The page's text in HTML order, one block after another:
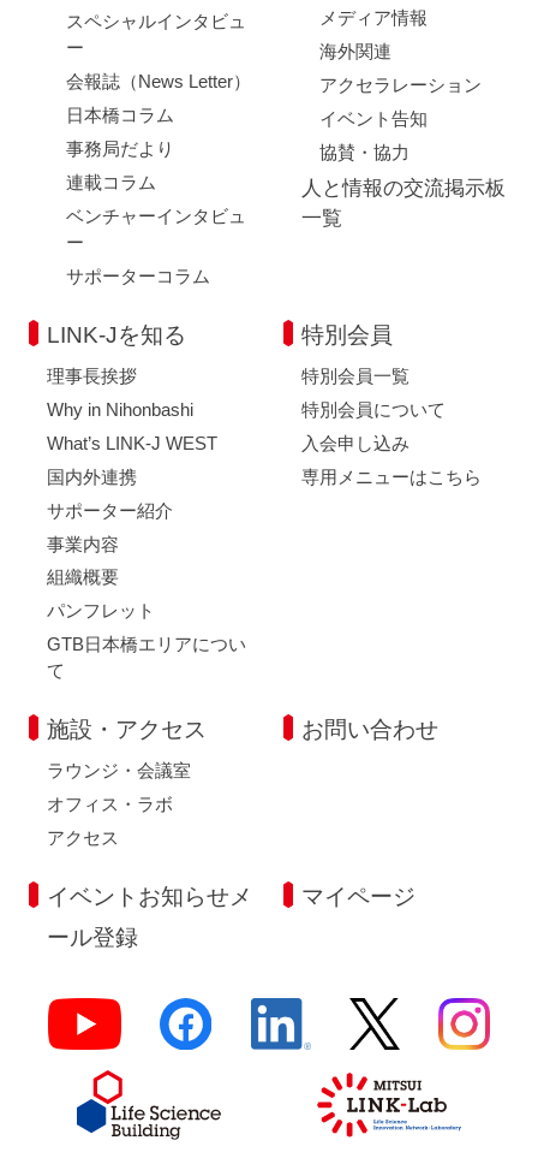
スペシャルインタビュ
ー
会報誌（News Letter）
日本橋コラム
事務局だより
連載コラム
ベンチャーインタビュ
ー
サポーターコラム
メディア情報
海外関連
アクセラレーション
イベント告知
協賛・協力
人と情報の交流掲示板
一覧
LINK-Jを知る
理事長挨拶
Why in Nihonbashi
What’s LINK-J WEST
国内外連携
サポーター紹介
事業内容
組織概要
パンフレット
GTB日本橋エリアについ
て
特別会員
特別会員一覧
特別会員について
入会申し込み
専用メニューはこちら
施設・アクセス
ラウンジ・会議室
オフィス・ラボ
アクセス
お問い合わせ
イベントお知らせメ
ール登録
マイページ